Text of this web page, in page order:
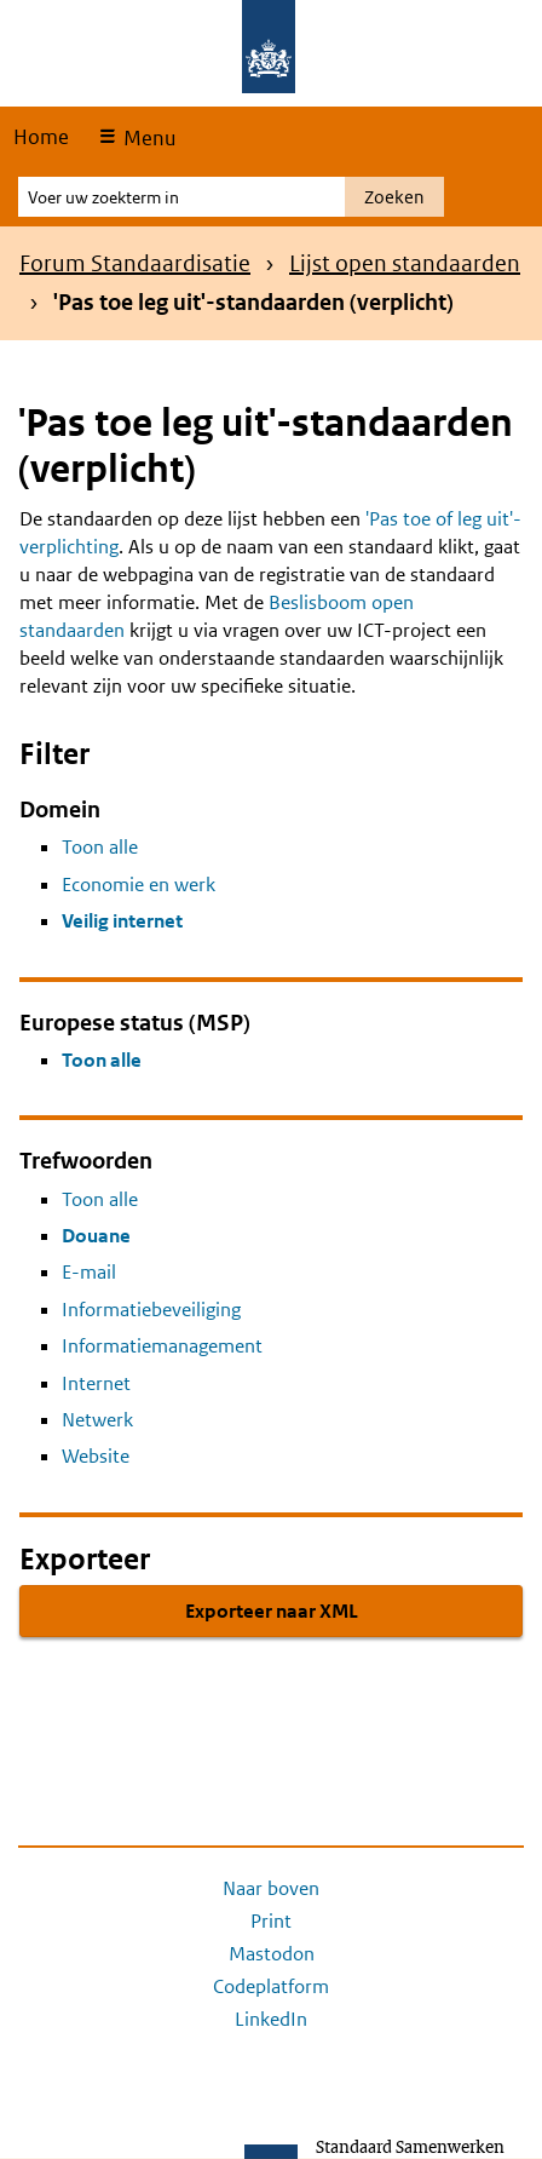
Home Menu
Voer
uw
zoekterm
Zoeken
Kruimelpad
Forum Standaardisatie
Lijst open standaarden
'Pas toe leg uit'-standaarden (verplicht)
'Pas toe leg uit'-standaarden
(verplicht)
Content
De standaarden op deze lijst hebben een 'Pas toe of leg uit'-
verplichting. Als u op de naam van een standaard klikt, gaat
u naar de webpagina van de registratie van de standaard
met meer informatie. Met de Beslisboom open
standaarden krijgt u via vragen over uw ICT-project een
beeld welke van onderstaande standaarden waarschijnlijk
relevant zijn voor uw specifieke situatie.
Filter
Domein
Toon alle
Economie en werk
Veilig internet
Europese status (MSP)
Toon alle
Trefwoorden
Toon alle
Douane
E-mail
Informatiebeveiliging
Informatiemanagement
Internet
Netwerk
Website
Exporteer
Exporteer naar XML
Naar boven
Print
Mastodon
Codeplatform
LinkedIn
Standaard Samenwerken